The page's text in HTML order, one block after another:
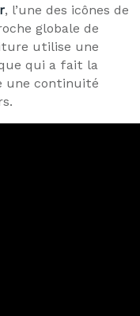
, l’une des icônes de
globale de
utilise une
qui a fait la
une continuité